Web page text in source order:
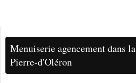
Menuiserie agencement dans
Pierre-d'Oléron